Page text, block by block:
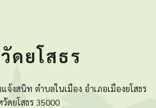
ดยโสธร
จ้งสนิท ตำบลในเมือง อำเภอเมืองยโสธร
วัดยโสธร 35000